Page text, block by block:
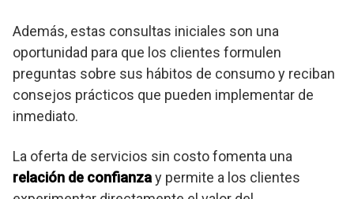
Además, estas consultas iniciales son una
oportunidad para que los clientes formulen
preguntas sobre sus hábitos de consumo y reciban
consejos prácticos que pueden implementar de
inmediato.
La oferta de servicios sin costo fomenta una
relación de confianzay permite a los clientes